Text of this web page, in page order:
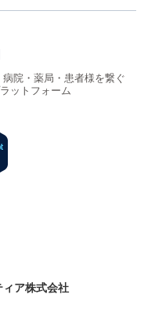
病院・薬局・患者様を繋ぐ
ットフォーム
ア株式会社